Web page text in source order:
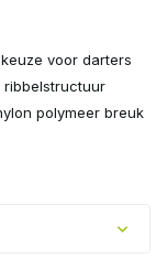
voor darters
ribbelstructuur
polymeer breuk